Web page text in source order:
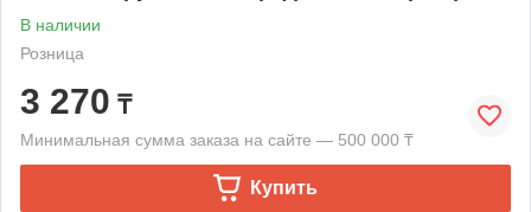
В наличии
Розница
3 270 ₸
Минимальная сумма заказа на сайте — 500 000 ₸
Купить